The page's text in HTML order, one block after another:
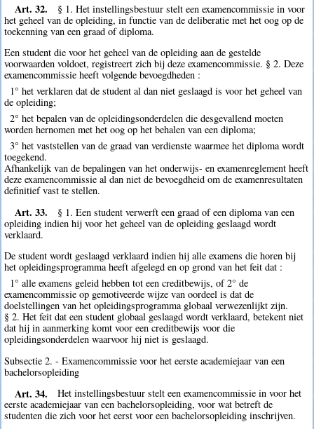
Art. 32.
§ 1. Het instellingsbestuur stelt een examencommissie in voor
het geheel van de opleiding, in functie van de deliberatie met het oog op de
toekenning van een graad of diploma.
Een student die voor het geheel van de opleiding aan de gestelde
voorwaarden voldoet, registreert zich bij deze examencommissie. § 2. Deze
examencommissie heeft volgende bevoegdheden :
1° het verklaren dat de student al dan niet geslaagd is voor het geheel van
de opleiding;
2° het bepalen van de opleidingsonderdelen die desgevallend moeten
worden hernomen met het oog op het behalen van een diploma;
3° het vaststellen van de graad van verdienste waarmee het diploma wordt
toegekend.
Afhankelijk van de bepalingen van het onderwijs- en examenreglement heeft
deze examencommissie al dan niet de bevoegdheid om de examenresultaten
definitief vast te stellen.
Art. 33.
§ 1. Een student verwerft een graad of een diploma van een
opleiding indien hij voor het geheel van de opleiding geslaagd wordt
verklaard.
De student wordt geslaagd verklaard indien hij alle examens die horen bij
het opleidingsprogramma heeft afgelegd en op grond van het feit dat :
1° alle examens geleid hebben tot een creditbewijs, of 2° de
examencommissie op gemotiveerde wijze van oordeel is dat de
doelstellingen van het opleidingsprogramma globaal verwezenlijkt zijn.
§ 2. Het feit dat een student globaal geslaagd wordt verklaard, betekent niet
dat hij in aanmerking komt voor een creditbewijs voor die
opleidingsonderdelen waarvoor hij niet is geslaagd.
Subsectie 2. - Examencommissie voor het eerste academiejaar van een
bachelorsopleiding
Art. 34.
Het instellingsbestuur stelt een examencommissie in voor het
eerste academiejaar van een bachelorsopleiding, voor wat betreft de
studenten die zich voor het eerst voor een bachelorsopleiding inschrijven.